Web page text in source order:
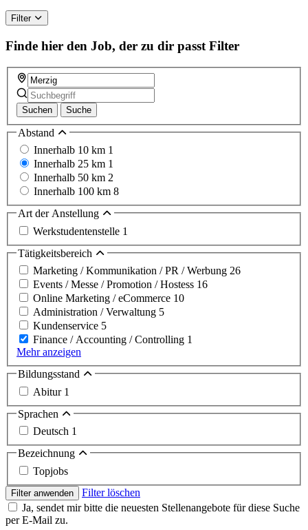
this
field
Filter
Finde hier den Job, der zu dir passt Filter
Suchen Suche
Abstand
Innerhalb 10 km 1
Innerhalb 25 km 1
Innerhalb 50 km 2
Innerhalb 100 km 8
Art der Anstellung
Werkstudentenstelle 1
Tätigkeitsbereich
Marketing / Kommunikation / PR / Werbung 26
Events / Messe / Promotion / Hostess 16
Online Marketing / eCommerce 10
Administration / Verwaltung 5
Kundenservice 5
Finance / Accounting / Controlling 1
Mehr anzeigen
Bildungsstand
Abitur 1
Sprachen
Deutsch 1
Bezeichnung
Topjobs
Filter anwenden
Filter löschen
Ja, sendet mir bitte die neuesten Stellenangebote für diese Suche
per E-Mail zu.